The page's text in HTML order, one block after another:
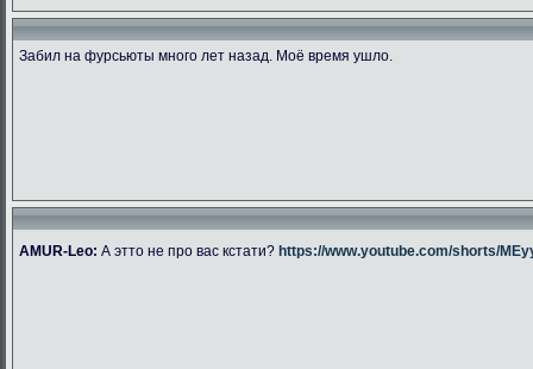
Забил на фурсьюты много лет назад. Моё время ушло.
AMUR-Leo: А этто не про вас кстати? https://www.youtube.com/shorts/